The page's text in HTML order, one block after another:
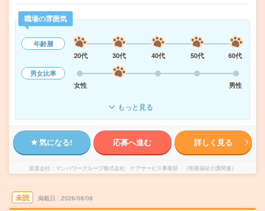
職場の雰囲気
年齢層
20代
30代 40代 50代
60代
男女比率
女性
男性
もっと見る
気になる! 応募へ進む 詳しく見る
派遣会社 マンパワーグループ株式会社 ケアサービス事業部 （医療福祉介護関連）
未読 掲載日 2026/08/08